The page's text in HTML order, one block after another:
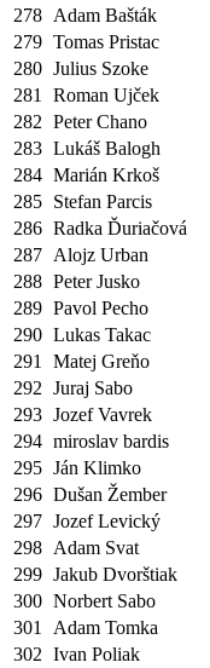
278 Adam Bašták
279 Tomas Pristac
280 Julius Szoke
281
Roman Ujček
282 Peter Chano
283 Lukáš Balogh
284 Marián Krkoš
285 Stefan Parcis
286 Radka Ďuriačová
287 Alojz Urban
288 Peter Jusko
289 Pavol Pecho
290 Lukas Takac
291
Matej Greňo
292 Juraj Sabo
293 Jozef Vavrek
294 miroslav bardis
295 Ján Klimko
296 Dušan Žember
297 Jozef Levický
298 Adam Svat
299 Jakub Dvorštiak
300 Norbert Sabo
301
Adam Tomka
302 Ivan Poliak